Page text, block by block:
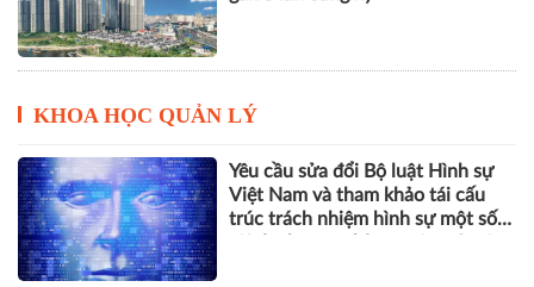
KHOA HỌC QUẢN LÝ
Yêu cầu sửa đổi Bộ luật Hình sự
Việt Nam và tham khảo tái cấu
trúc trách nhiệm hình sự một số